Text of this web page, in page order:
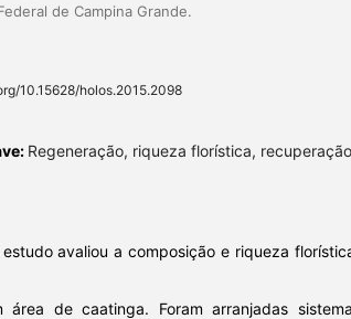
de Campina Grande.
10.15628/holos.2015.2098
Regeneração, riqueza florística,
estudo avaliou a composição e riqueza
área de caatinga. Foram arranjadas